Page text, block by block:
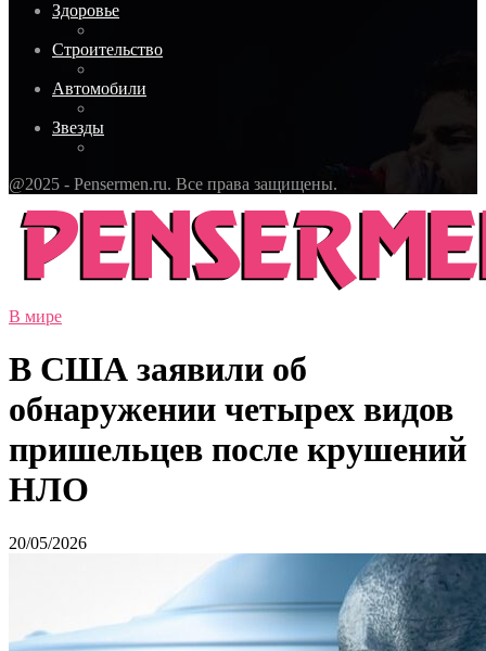
Здоровье
Строительство
Автомобили
Звезды
@2025 - Pensermen.ru. Все права защищены.
В мире
В США заявили об
обнаружении четырех видов
пришельцев после крушений
НЛО
20/05/2026